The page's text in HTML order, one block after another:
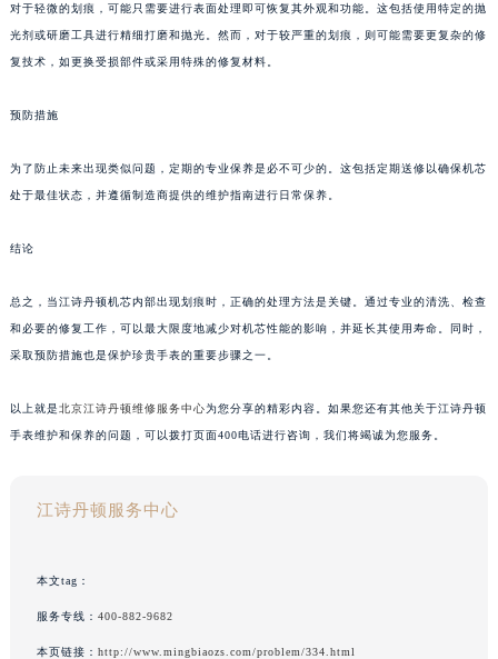
对于轻微的划痕，可能只需要进行表面处理即可恢复其外观和功能。这包括使用特定的抛
光剂或研磨工具进行精细打磨和抛光。然而，对于较严重的划痕，则可能需要更复杂的修
复技术，如更换受损部件或采用特殊的修复材料。
预防措施
为了防止未来出现类似问题，定期的专业保养是必不可少的。这包括定期送修以确保机芯
处于最佳状态，并遵循制造商提供的维护指南进行日常保养。
结论
总之，当江诗丹顿机芯内部出现划痕时，正确的处理方法是关键。通过专业的清洗、检查
和必要的修复工作，可以最大限度地减少对机芯性能的影响，并延长其使用寿命。同时，
采取预防措施也是保护珍贵手表的重要步骤之一。
以上就是北京江诗丹顿维修服务中心为您分享的精彩内容。如果您还有其他关于江诗丹顿
手表维护和保养的问题，可以拨打页面400电话进行咨询，我们将竭诚为您服务。
江诗丹顿服务中心
本文tag：
服务专线： 400-882-9682
本页链接： http://www.mingbiaozs.com/problem/334.html